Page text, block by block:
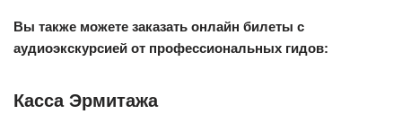
Вы также можете заказать онлайн билеты с
аудиоэкскурсией от профессиональных гидов:
Касса Эрмитажа